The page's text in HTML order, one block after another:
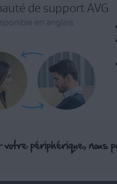
de support AVG
en anglais